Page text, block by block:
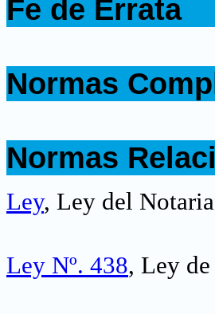
Fe de Errata
Normas
Normas
Ley, Ley del
Ley Nº. 438, Ley